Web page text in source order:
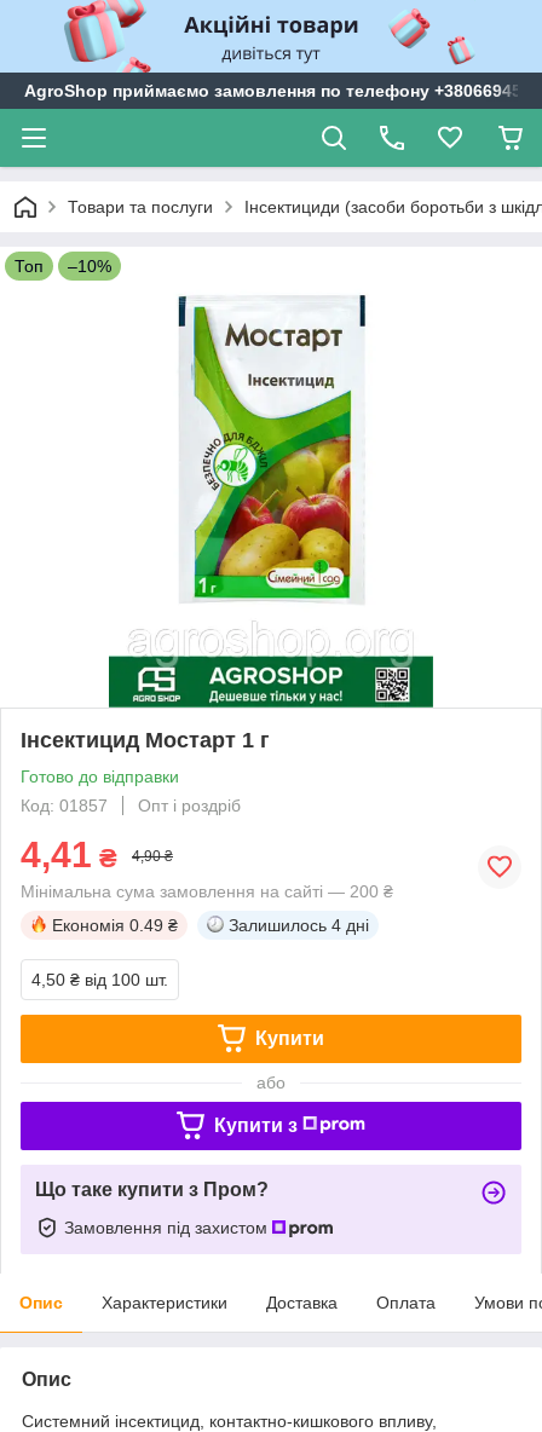
AgroShop приймаємо замовлення по телефону
Товари та послуги Інсектициди (засоби боротьби з
Топ –10%
Інсектицид Мостарт 1 г
Готово до відправки
Код: 01857
Опт і роздріб
4,41 ₴ 4,90 ₴
Мінімальна сума замовлення на сайті — 200 ₴
Економія 0.49 ₴ Залишилось 4 дні
4,50 ₴ від 100 шт.
Купити
або
Купити з
Що таке купити з Пром?
Замовлення під захистом
Опис Характеристики Доставка Оплата Умови
Опис
Системний інсектицид, контактно-кишкового впливу,